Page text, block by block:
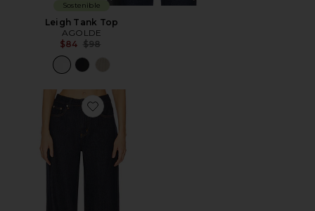
Sostenible
Leigh Tank Top
AGOLDE
$84 Previous price:
$98
Favorite Lisa Jeans